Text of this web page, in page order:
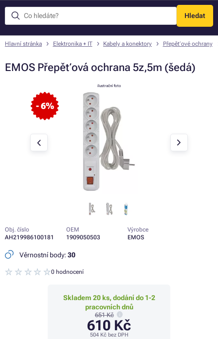
Hledat
Menu
Hlavní stránka Elektronika + IT Kabely a konektory Přepěťové ochrany
EMOS Přepěťová ochrana 5z,5m (šedá)
- 6%
ilustrační foto
Obj. číslo
AH219986100181
OEM
1909050503
Výrobce
EMOS
Věrnostní body: 30
0 hodnocení
Skladem 20 ks, dodání do 1-2
pracovních dnů
651 Kč
610 Kč
504 Kčbez DPH